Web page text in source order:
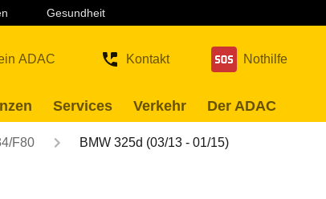
Gesundheit
ADAC Kontakt Nothilfe
Services Verkehr Der ADAC
F80 BMW 325d (03/13 - 01/15)